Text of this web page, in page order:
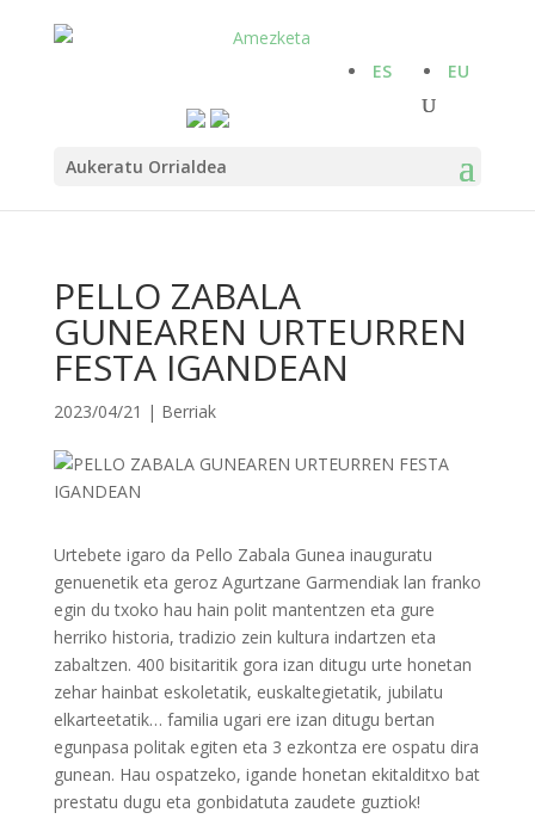
Aukeratu Orrialdea
ES EU
PELLO ZABALA
GUNEAREN URTEURREN
FESTA IGANDEAN
2023/04/21 | Berriak
Urtebete igaro da Pello Zabala Gunea inauguratu
genuenetik eta geroz Agurtzane Garmendiak lan franko
egin du txoko hau hain polit mantentzen eta gure
herriko historia, tradizio zein kultura indartzen eta
zabaltzen. 400 bisitaritik gora izan ditugu urte honetan
zehar hainbat eskoletatik, euskaltegietatik, jubilatu
elkarteetatik… familia ugari ere izan ditugu bertan
egunpasa politak egiten eta 3 ezkontza ere ospatu dira
gunean. Hau ospatzeko, igande honetan ekitalditxo bat
prestatu dugu eta gonbidatuta zaudete guztiok!